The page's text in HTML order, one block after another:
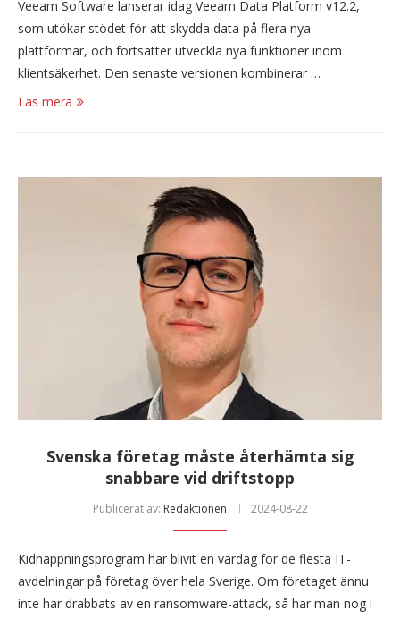
Veeam Software lanserar idag Veeam Data Platform v12.2,
som utökar stödet för att skydda data på flera nya
plattformar, och fortsätter utveckla nya funktioner inom
klientsäkerhet. Den senaste versionen kombinerar …
Läs mera
Svenska företag måste återhämta sig
snabbare vid driftstopp
Publicerat av: Redaktionen 2024-08-22
Kidnappningsprogram har blivit en vardag för de flesta IT-
avdelningar på företag över hela Sverige. Om företaget ännu
inte har drabbats av en ransomware-attack, så har man nog i